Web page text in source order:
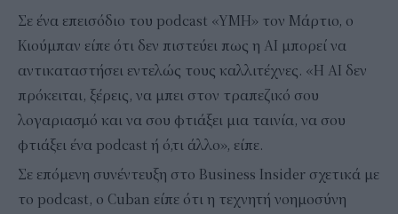
Σε ένα επεισόδιο του podcast «YMH» τον Μάρτιο, ο
Κιούμπαν είπε ότι δεν πιστεύει πως η AI μπορεί να
αντικαταστήσει εντελώς τους καλλιτέχνες. «Η AI δεν
πρόκειται, ξέρεις, να μπει στον τραπεζικό σου
λογαριασμό και να σου φτιάξει μια ταινία, να σου
φτιάξει ένα podcast ή ό,τι άλλο», είπε.
Σε επόμενη συνέντευξη στο Business Insider σχετικά με
το podcast, ο Cuban είπε ότι η τεχνητή νοημοσύνη